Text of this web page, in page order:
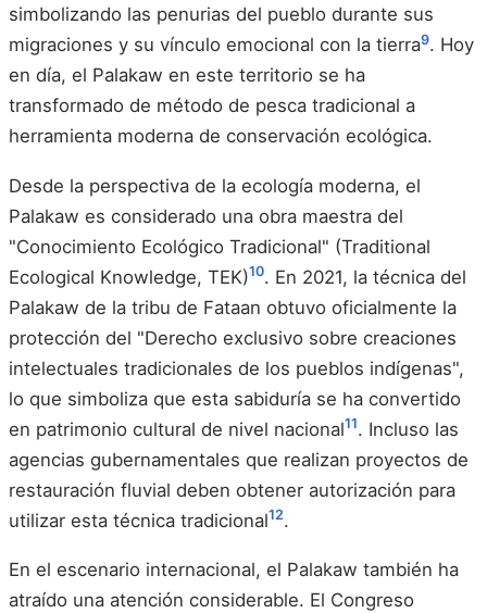
simbolizando las penurias del pueblo durante sus
migraciones y su vínculo emocional con la tierra9. Hoy
en día, el Palakaw en este territorio se ha
transformado de método de pesca tradicional a
herramienta moderna de conservación ecológica.
Desde la perspectiva de la ecología moderna, el
Palakaw es considerado una obra maestra del
"Conocimiento Ecológico Tradicional" (Traditional
Ecological Knowledge, TEK)10. En 2021, la técnica del
Palakaw de la tribu de Fataan obtuvo oficialmente la
protección del "Derecho exclusivo sobre creaciones
intelectuales tradicionales de los pueblos indígenas",
lo que simboliza que esta sabiduría se ha convertido
en patrimonio cultural de nivel nacional11. Incluso las
agencias gubernamentales que realizan proyectos de
restauración fluvial deben obtener autorización para
utilizar esta técnica tradicional12.
En el escenario internacional, el Palakaw también ha
atraído una atención considerable. El Congreso